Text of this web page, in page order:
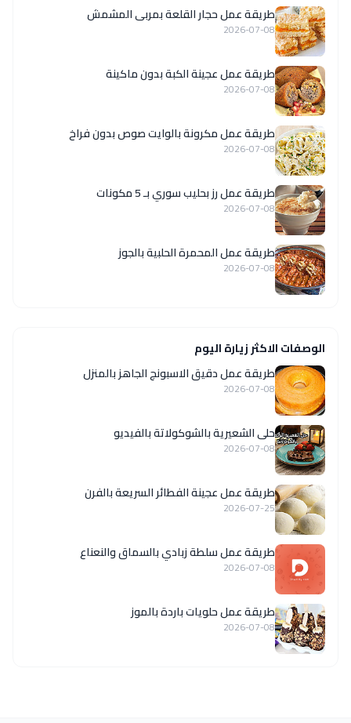
طريقة عمل حجار القلعة بمربى المشمش
2026-07-08
طريقة عمل عجينة الكبة بدون ماكينة
2026-07-08
طريقة عمل مكرونة بالوايت صوص بدون فراخ
2026-07-08
طريقة عمل رز بحليب سوري بـ 5 مكونات
2026-07-08
طريقة عمل المحمرة الحلبية بالجوز
2026-07-08
الوصفات الاكثر زيارة اليوم
طريقة عمل دقيق الاسبونج الجاهز بالمنزل
2026-07-08
حلى الشعيرية بالشوكولاتة بالفيديو
2026-07-08
طريقة عمل عجينة الفطائر السريعة بالفرن
2026-07-25
طريقة عمل سلطة زبادي بالسماق والنعناع
2026-07-08
طريقة عمل حلويات باردة بالموز
2026-07-08